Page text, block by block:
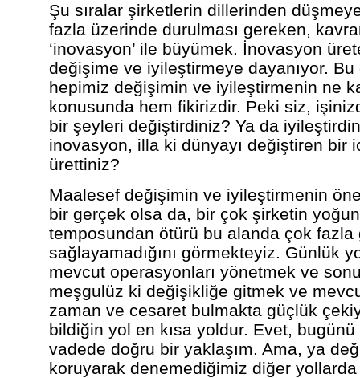
Şu sıralar şirketlerin dillerinden
fazla üzerinde durulması gereken,
‘inovasyon’ ile büyümek. İnovasyon
değişime ve iyileştirmeye dayanıyor. Bu
hepimiz değişimin ve iyileştirmenin ne
konusunda hem fikirizdir. Peki siz,
bir şeyleri değiştirdiniz? Ya da
inovasyon, illa ki dünyayı değiştiren bir
ürettiniz?
Maalesef değişimin ve iyileştirmenin
bir gerçek olsa da, bir çok şirketin
temposundan ötürü bu alanda çok fazla
sağlayamadığını görmekteyiz. Günlük
mevcut operasyonları yönetmek ve
meşgulüz ki değişikliğe gitmek ve
zaman ve cesaret bulmakta güçlük
bildiğin yol en kısa yoldur. Evet,
vadede doğru bir yaklaşım. Ama, ya
koruyarak denemediğimiz diğer